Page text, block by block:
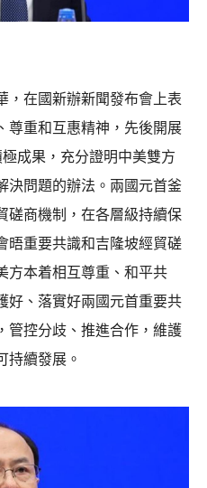
，在國新辦新聞發布會上表
尊重和互惠精神，先後開展
成果，充分證明中美雙方
決問題的辦法。兩國元首釜
磋商機制，在各層級持續保
晤重要共識和吉隆坡經貿磋
方本着相互尊重、和平共
好、落實好兩國元首重要共
管控分歧、推進合作，維護
持續發展。